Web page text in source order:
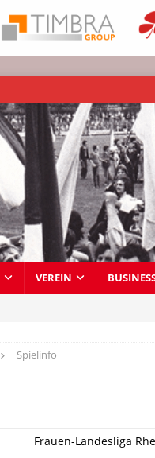
VEREIN
Spielinfo
Frauen-Landesliga